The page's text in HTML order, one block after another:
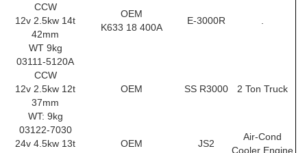
CCW
12v 2.5kw 14t
42mm
WT 9kg
OEM
K633 18 400A
E-3000R
03111-5120A
CCW
12v 2.5kw 12t
37mm
WT: 9kg
OEM SS R3000 2 Ton Truck
03122-7030
24v 4.5kw 13t
OEM JS2
Air-Cond
Cooler Engine